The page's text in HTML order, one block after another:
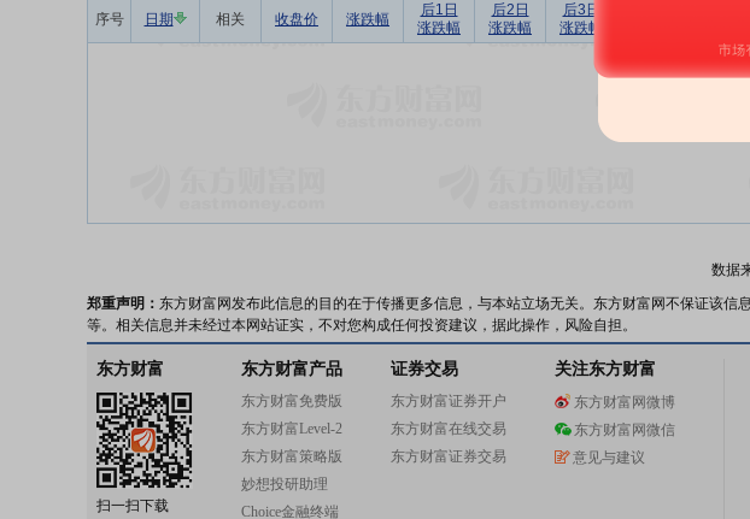
序号 日期 相关 收盘价 涨跌幅
后1日
涨跌幅
后2日
涨跌幅
后3日
涨跌幅
数据
郑重声明： 东方财富网发布此信息的目的在于传播更多信息，与本站立场无关。东方财富网不保证该
等。相关信息并未经过本网站证实，不对您构成任何投资建议，据此操作，风险自担。